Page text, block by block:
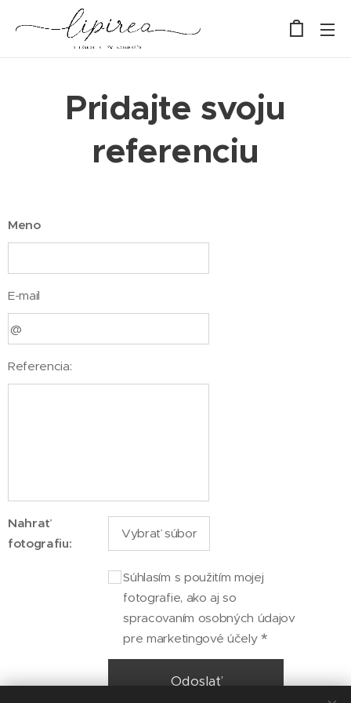
Pridajte svoju
referenciu
Meno
E-mail
Referencia:
Nahrať
fotografiu:
Vybrať súbor
Súhlasím s použitím mojej
fotografie, ako aj so
spracovaním osobných údajov
pre marketingové účely
Odoslať